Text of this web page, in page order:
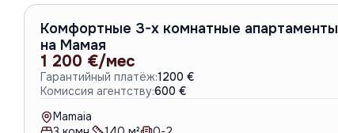
A-6790
Комфортные 3-х комнатные апартаменты
на Мамая
1 200 €/мес
Гарантийный платёж:1200 €
Комиссия агентству:600 €
Mamaia